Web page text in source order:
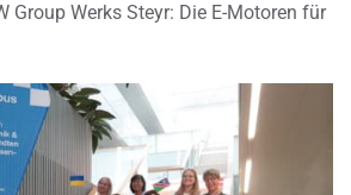
Group Werks Steyr: Die E-Motoren für